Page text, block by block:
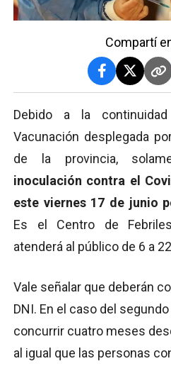
Compartí
Debido a la
Vacunación desplegada
de la provincia,
inoculación contra el
este viernes 17 de junio
Es el Centro de
atenderá al público de 6 a
Vale señalar que deberán
DNI. En el caso del
concurrir cuatro meses
al igual que las personas